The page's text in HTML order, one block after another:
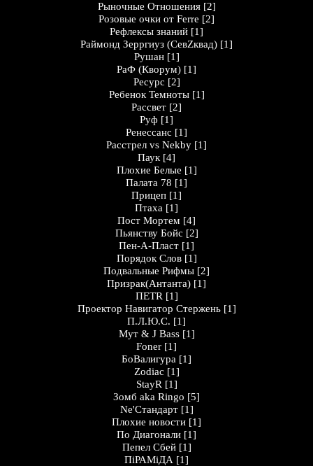
Рыночные Отношения [2]
Розовые очки от Ferre [2]
Рефлексы знаний [1]
Раймонд Зерргиуз (СевZквад) [1]
Рушан [1]
РаФ (Кворум) [1]
Ресурс [2]
Ребенок Темноты [1]
Рассвет [2]
Руф [1]
Ренессанс [1]
Расстрел vs Nekby [1]
Паук [4]
Плохие Белые [1]
Палата 78 [1]
Прицеп [1]
Птаха [1]
Пост Мортем [4]
Пьянству Бойс [2]
Пен-А-Пласт [1]
Порядок Слов [1]
Подвальные Рифмы [2]
Призрак(Антанта) [1]
ПЕТR [1]
Проектор Навигатор Стержень [1]
П.Л.Ю.С. [1]
Мут & J Bass [1]
Foner [1]
БоВалигура [1]
Zodiac [1]
StayR [1]
Зомб aka Ringo [5]
Ne'Стандарт [1]
Плохие новости [1]
По Диагонали [1]
Пепел Сбей [1]
ПіРАМіДА [1]